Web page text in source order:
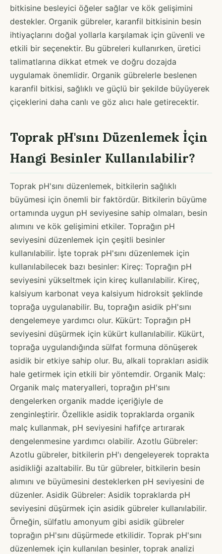
bitkisine besleyici öğeler sağlar ve kök gelişimini
destekler. Organik gübreler, karanfil bitkisinin besin
ihtiyaçlarını doğal yollarla karşılamak için güvenli ve
etkili bir seçenektir. Bu gübreleri kullanırken, üretici
talimatlarına dikkat etmek ve doğru dozajda
uygulamak önemlidir. Organik gübrelerle beslenen
karanfil bitkisi, sağlıklı ve güçlü bir şekilde büyüyerek
çiçeklerini daha canlı ve göz alıcı hale getirecektir.
Toprak pH'sını Düzenlemek İçin
Hangi Besinler Kullanılabilir?
Toprak pH'sını düzenlemek, bitkilerin sağlıklı
büyümesi için önemli bir faktördür. Bitkilerin büyüme
ortamında uygun pH seviyesine sahip olmaları, besin
alımını ve kök gelişimini etkiler. Toprağın pH
seviyesini düzenlemek için çeşitli besinler
kullanılabilir. İşte toprak pH'sını düzenlemek için
kullanılabilecek bazı besinler: Kireç: Toprağın pH
seviyesini yükseltmek için kireç kullanılabilir. Kireç,
kalsiyum karbonat veya kalsiyum hidroksit şeklinde
toprağa uygulanabilir. Bu, toprağın asidik pH'sını
dengelemeye yardımcı olur. Kükürt: Toprağın pH
seviyesini düşürmek için kükürt kullanılabilir. Kükürt,
toprağa uygulandığında sülfat formuna dönüşerek
asidik bir etkiye sahip olur. Bu, alkali toprakları asidik
hale getirmek için etkili bir yöntemdir. Organik Malç:
Organik malç materyalleri, toprağın pH'sını
dengelerken organik madde içeriğiyle de
zenginleştirir. Özellikle asidik topraklarda organik
malç kullanmak, pH seviyesini hafifçe artırarak
dengelenmesine yardımcı olabilir. Azotlu Gübreler:
Azotlu gübreler, bitkilerin pH'ı dengeleyerek toprakta
asidikliği azaltabilir. Bu tür gübreler, bitkilerin besin
alımını ve büyümesini desteklerken pH seviyesini de
düzenler. Asidik Gübreler: Asidik topraklarda pH
seviyesini düşürmek için asidik gübreler kullanılabilir.
Örneğin, sülfatlu amonyum gibi asidik gübreler
toprağın pH'sını düşürmede etkilidir. Toprak pH'sını
düzenlemek için kullanılan besinler, toprak analizi